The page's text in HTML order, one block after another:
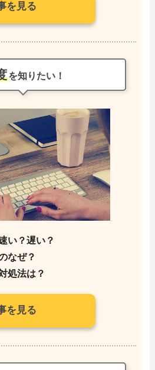
を見る
を知りたい！
い？遅い？
なぜ？
処法は？
を見る